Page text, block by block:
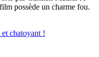
possède un charme fou.